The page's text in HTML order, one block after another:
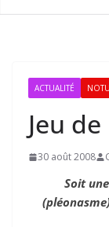
ACTUALITÉ
Jeu
30 août 2008
Soit